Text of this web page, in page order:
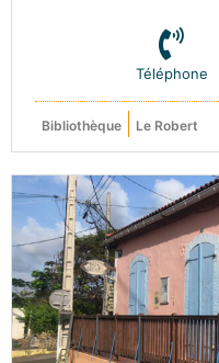
Téléphone
Bibliothèque Le Robert